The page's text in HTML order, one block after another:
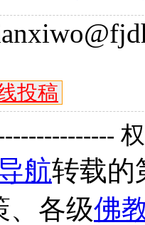
投稿
航转载的
、各级佛